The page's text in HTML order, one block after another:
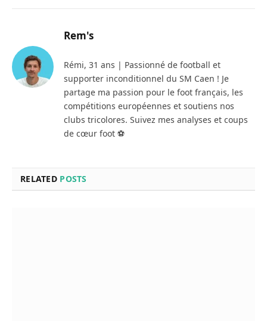
Rem's
Rémi, 31 ans | Passionné de football et
supporter inconditionnel du SM Caen ! Je
partage ma passion pour le foot français, les
compétitions européennes et soutiens nos
clubs tricolores. Suivez mes analyses et coups
de cœur foot ⚽
RELATED POSTS